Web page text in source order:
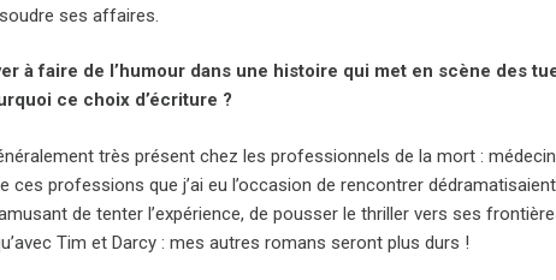
ses affaires.
à faire de l’humour dans une histoire qui met en scène des
ce choix d’écriture ?
très présent chez les professionnels de la mort :
ces professions que j’ai eu l’occasion de rencontrer
de tenter l’expérience, de pousser le thriller vers ses
Tim et Darcy : mes autres romans seront plus durs !